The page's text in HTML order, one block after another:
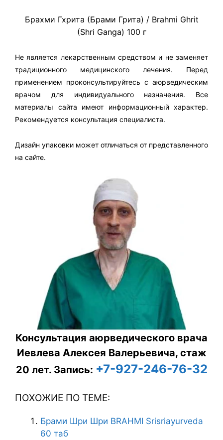
Брахми Гхрита (Брами Грита) / Brahmi Ghrit
(Shri Ganga) 100 г
Не является лекарственным средством и не заменяет
традиционного медицинского лечения. Перед
применением проконсультируйтесь с аюрведическим
врачом для индивидуального назначения. Все
материалы сайта имеют информационный характер.
Рекомендуется консультация специалиста.
Дизайн упаковки может отличаться от представленного
на сайте.
Консультация аюрведического врача
Иевлева Алексея Валерьевича, стаж
20 лет. Запись: +7-927-246-76-32
ПОХОЖИЕ ПО ТЕМЕ:
Брами Шри Шри BRAHMI Srisriayurveda
60 таб